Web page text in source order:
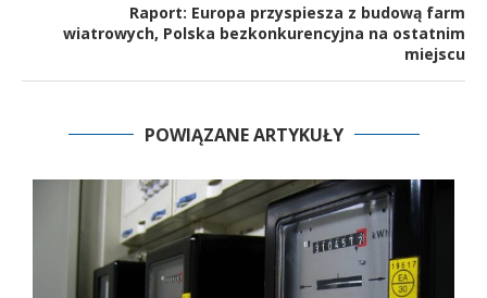
Raport: Europa przyspiesza z budową farm
wiatrowych, Polska bezkonkurencyjna na ostatnim
miejscu
POWIĄZANE ARTYKUŁY